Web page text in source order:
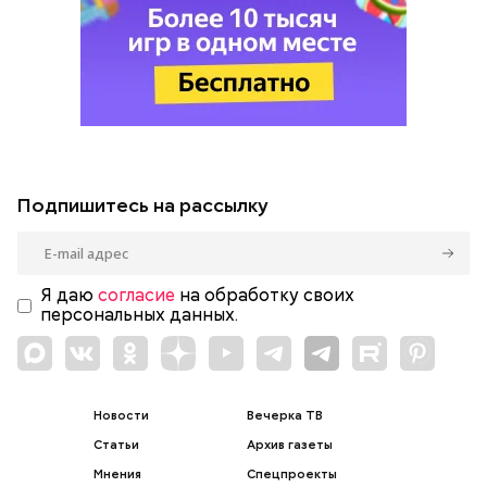
Подпишитесь на рассылку
Я даю согласие на обработку своих
персональных данных.
Новости
Статьи
Мнения
Вечерка ТВ
Архив газеты
Спецпроекты